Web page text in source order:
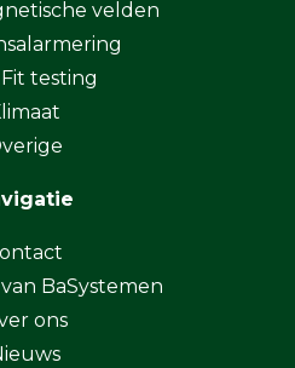
velden
Fit testing
BaSystemen
ons